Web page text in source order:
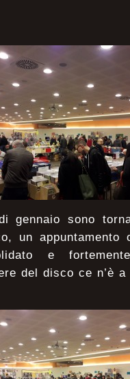
gennaio sono
un appuntamento
e
del disco ce n’è